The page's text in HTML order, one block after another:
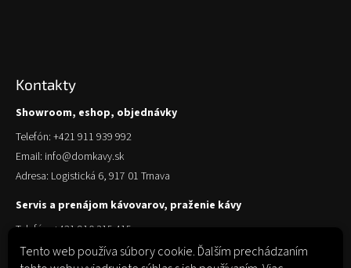
Tento web používa súbory cookie. Ďalším prechádzaním
Kontakty
Showroom, eshop, objednávky
Telefón: +421 911 939 992
Email: info@domkavy.sk
Adresa: Logistická 6, 917 01 Trnava
Servis a prenájom kávovarov, praženie kávy
Telefón: +421 910 315 415
Email: obchod@domkavy.sk